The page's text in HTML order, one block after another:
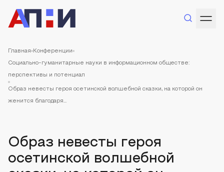
Главная Конференции
Социально-гуманитарные науки в информационном обществе:
перспективы и потенциал
Образ невесты героя осетинской волшебной сказки, на которой он
женится благодаря...
Образ невесты героя
осетинской волшебной